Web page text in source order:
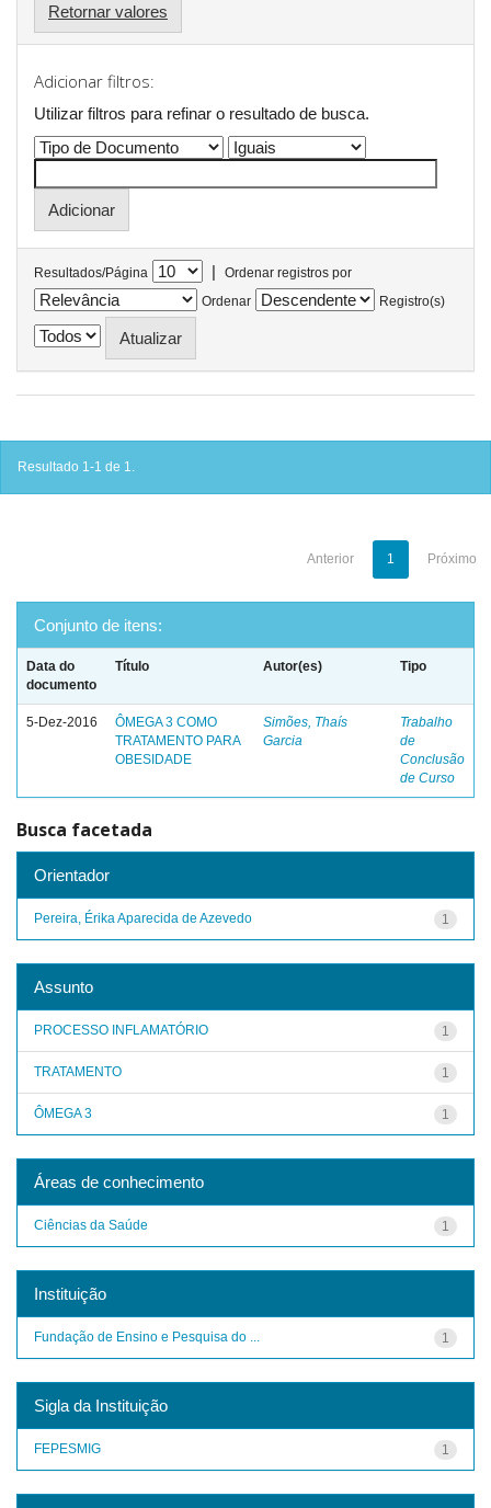
Retornar valores
Adicionar filtros:
Utilizar filtros para refinar o resultado de busca.
Resultados/Página |
Ordenar registros por
Ordenar
Registro(s)
Resultado 1-1 de 1.
Anterior 1 Próximo
Conjunto de itens:
Data do
documento
Título Autor(es) Tipo
5-Dez-2016
ÔMEGA 3 COMO
TRATAMENTO PARA
OBESIDADE
Simões, Thaís
Garcia
Trabalho
de
Conclusão
de Curso
Busca facetada
Orientador
1
Pereira, Érika Aparecida de Azevedo
Assunto
1
PROCESSO INFLAMATÓRIO
1
TRATAMENTO
1
ÔMEGA 3
Áreas de conhecimento
1
Ciências da Saúde
Instituição
1
Fundação de Ensino e Pesquisa do ...
Sigla da Instituição
1
FEPESMIG